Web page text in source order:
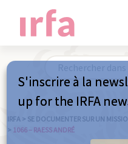
IRFA > SE DOCUMENTER SUR UN
> 1066 – RAESS ANDRÉ
S'inscrire à la
up for the IRFA